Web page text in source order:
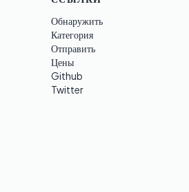
Обнаружить
Категория
Отправить
Цены
Github
Twitter